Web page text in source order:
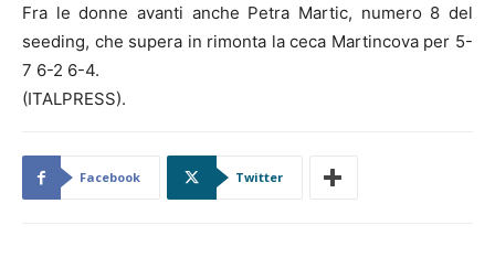
Fra le donne avanti anche Petra Martic, numero 8 del
seeding, che supera in rimonta la ceca Martincova per 5-
7 6-2 6-4.
(ITALPRESS).
Facebook Twitter